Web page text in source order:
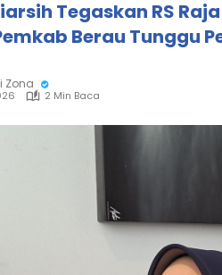
Tegaskan RS
Berau Tunggu
Zona
2 Min Baca